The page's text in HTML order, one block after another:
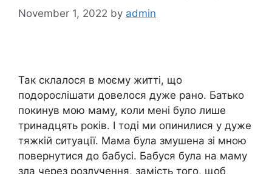
November 1, 2022 by admin
Так склалося в моєму житті, що
подорослішати довелося дуже рано. Батько
покинув мою маму, коли мені було лише
тринадцять років. І тоді ми опинилися у дуже
тяжкій ситуації. Мама була змушена зі мною
повернутися до бабусі. Бабуся була на маму
зла через розлучення, замість того, щоб